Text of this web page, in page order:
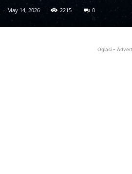
- May 14, 2026 2215 0
Oglasi -